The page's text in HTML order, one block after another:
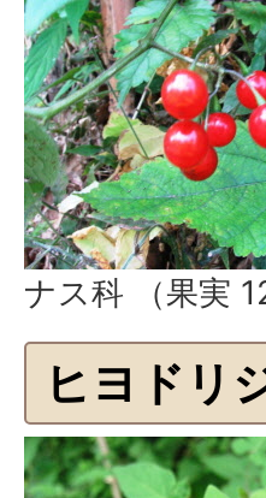
ナス科 （果実
ヒヨドリ